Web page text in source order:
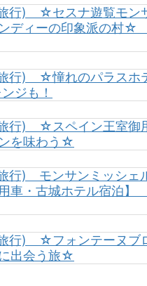
行) ☆セスナ遊覧モン
ンディーの印象派の村
行) ☆憧れのパラスホ
ジも！
行) ☆スペイン王室御
を味わう☆
行) モンサンミッシェ
車・古城ホテル宿泊
行) ☆フォンテーヌブ
出会う旅☆